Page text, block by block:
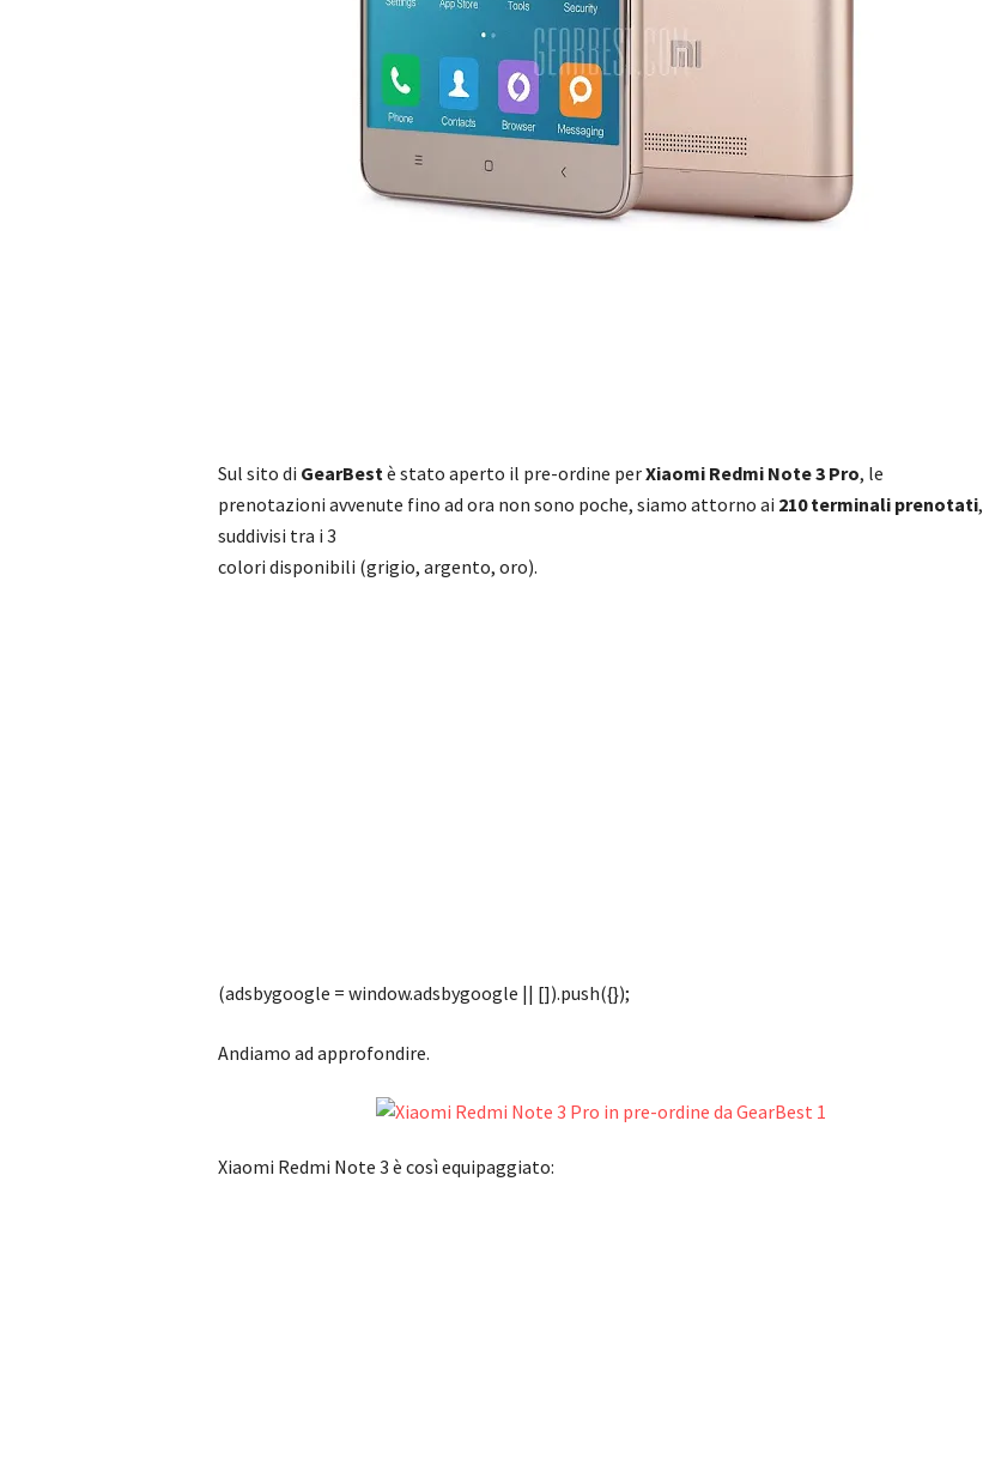
Sul sito di GearBestè stato aperto il pre-ordine perXiaomi Redmi Note 3 Pro, le
prenotazioni avvenute fino ad ora non sono poche, siamo attorno ai 210 terminali prenotati,
suddivisi tra i 3
colori disponibili (grigio, argento, oro).
(adsbygoogle = window.adsbygoogle || []).push({});
Andiamo ad approfondire.
Xiaomi Redmi Note 3 è così equipaggiato: